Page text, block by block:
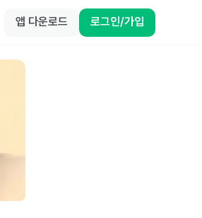
앱 다운로드 로그인/가입